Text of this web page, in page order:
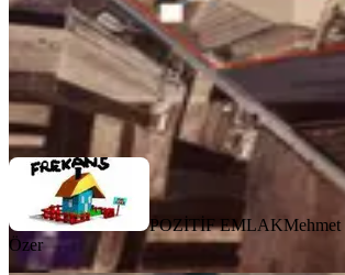
POZİTİF EMLAKMehmet Emin Özer
Ara
POZİTİF EMLAK
Özer